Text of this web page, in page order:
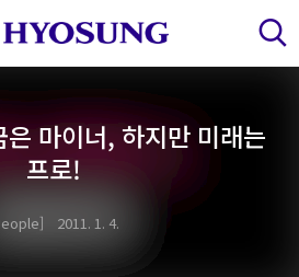
HYOSUNG 검색 레이어 열기
마이너, 하지만 미래는
프로!
2011. 1. 4.